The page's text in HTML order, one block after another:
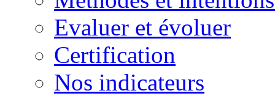
Evaluer et évoluer
Certification
Nos indicateurs